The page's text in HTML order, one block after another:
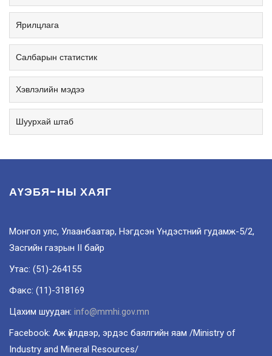
Ярилцлага
Салбарын статистик
Хэвлэлийн мэдээ
Шуурхай штаб
АҮЭБЯ-НЫ ХАЯГ
Монгол улс, Улаанбаатар, Нэгдсэн Үндэстний гудамж-5/2,
Засгийн газрын II байр
Утас: (51)-264155
Факс: (11)-318169
Цахим шуудан: info@mmhi.gov.mn
Facebook: Аж үйлдвэр, эрдэс баялгийн яам /Ministry of
Industry and Mineral Resources/